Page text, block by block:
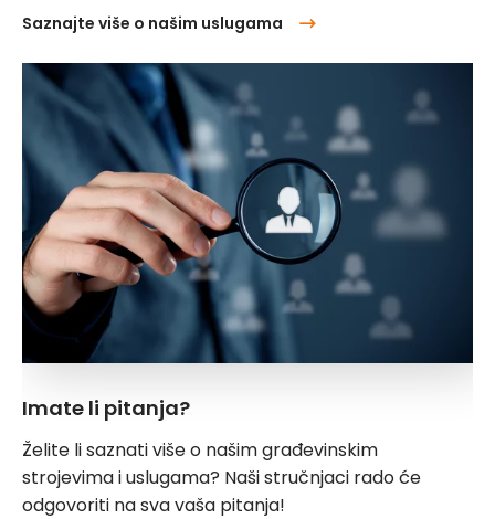
Saznajte više o našim uslugama
Imate li pitanja?
Želite li saznati više o našim građevinskim
strojevima i uslugama? Naši stručnjaci rado će
odgovoriti na sva vaša pitanja!